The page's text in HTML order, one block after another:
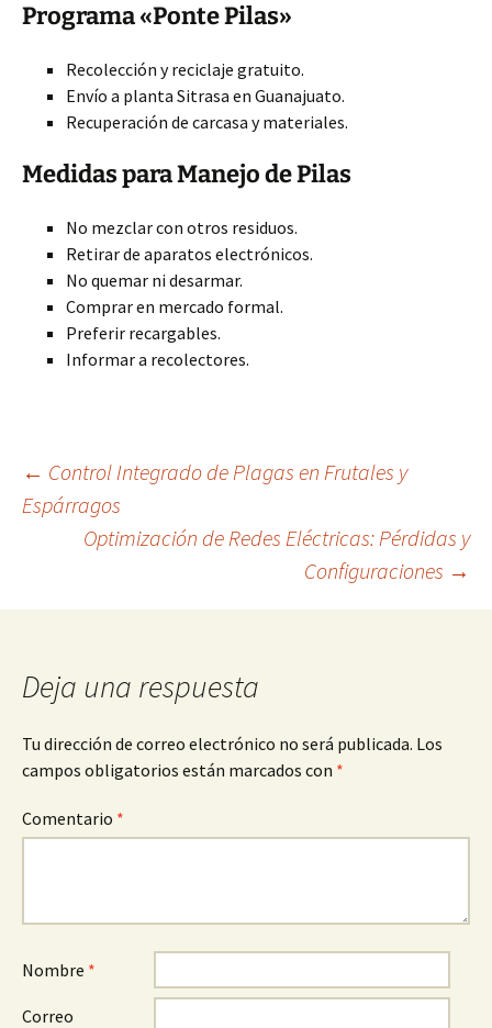
Programa «Ponte Pilas»
Recolección y reciclaje gratuito.
Envío a planta Sitrasa en Guanajuato.
Recuperación de carcasa y materiales.
Medidas para Manejo de Pilas
No mezclar con otros residuos.
Retirar de aparatos electrónicos.
No quemar ni desarmar.
Comprar en mercado formal.
Preferir recargables.
Informar a recolectores.
Navegación
entradas
← Control Integrado de Plagas en Frutales y
Espárragos
Optimización de Redes Eléctricas: Pérdidas y
Configuraciones →
Deja una respuesta
Tu dirección de correo electrónico no será publicada. Los
campos obligatorios están marcados con *
Comentario *
Nombre *
Correo